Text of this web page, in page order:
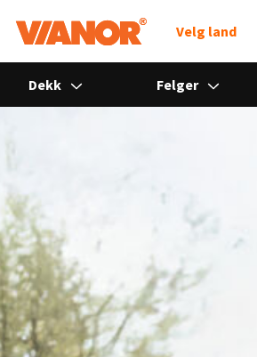
Velg land
Dekk Felger